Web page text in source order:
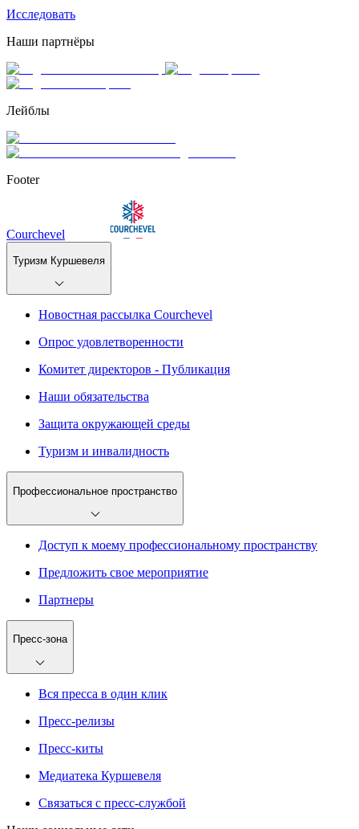
Исследовать
Наши партнёры
Лейблы
Footer
Courchevel
Туризм Куршевеля
Новостная рассылка Courchevel
Опрос удовлетворенности
Комитет директоров - Публикация
Наши обязательства
Защита окружающей среды
Туризм и инвалидность
Профессиональное пространство
Доступ к моему профессиональному пространству
Предложить свое мероприятие
Партнеры
Пресс-зона
Вся пресса в один клик
Пресс-релизы
Пресс-киты
Медиатека Куршевеля
Связаться с пресс-службой